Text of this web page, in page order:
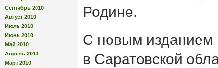
Сентябрь 2010
Август 2010
Июль 2010
Июнь 2010
Май 2010
Апрель 2010
Март 2010
Родине.
С новым изданием
в Саратовской